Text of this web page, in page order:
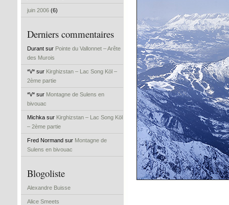
juin 2006 (6)
Derniers commentaires
Durant sur Pointe du Vallonnet – Arête
des Murois
*V* sur Kirghizstan – Lac Song Köl –
2ème partie
*V* sur Montagne de Sulens en
bivouac
Michka sur Kirghizstan – Lac Song Köl
– 2ème partie
Fred Normand sur Montagne de
Sulens en bivouac
Blogoliste
Alexandre Buisse
Alice Smeets